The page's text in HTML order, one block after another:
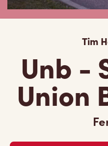
Tim
Unb -
Union